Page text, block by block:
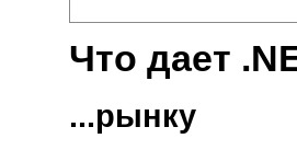
Что дает
...рынку